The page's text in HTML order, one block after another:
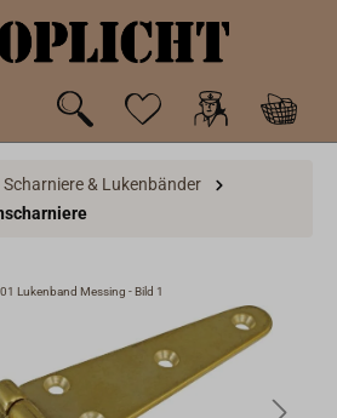
Scharniere & Lukenbänder
Lukenband Messing - Bild 1